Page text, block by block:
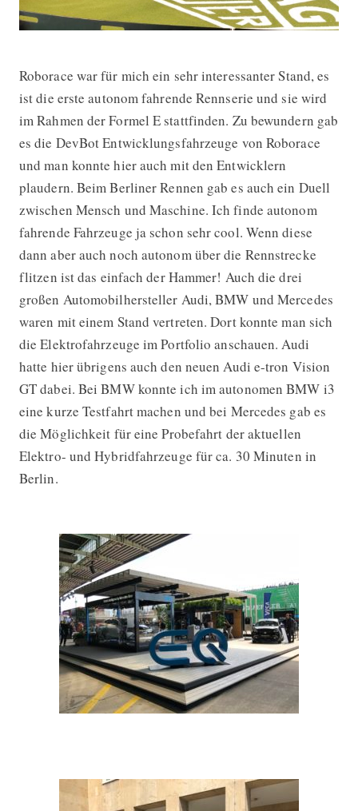
Roborace war für mich ein sehr interessanter Stand, es
ist die erste autonom fahrende Rennserie und sie wird
im Rahmen der Formel E stattfinden. Zu bewundern gab
es die DevBot Entwicklungsfahrzeuge von Roborace
und man konnte hier auch mit den Entwicklern
plaudern. Beim Berliner Rennen gab es auch ein Duell
zwischen Mensch und Maschine. Ich finde autonom
fahrende Fahrzeuge ja schon sehr cool. Wenn diese
dann aber auch noch autonom über die Rennstrecke
flitzen ist das einfach der Hammer! Auch die drei
großen Automobilhersteller Audi, BMW und Mercedes
waren mit einem Stand vertreten. Dort konnte man sich
die Elektrofahrzeuge im Portfolio anschauen. Audi
hatte hier übrigens auch den neuen Audi e-tron Vision
GT dabei. Bei BMW konnte ich im autonomen BMW i3
eine kurze Testfahrt machen und bei Mercedes gab es
die Möglichkeit für eine Probefahrt der aktuellen
Elektro- und Hybridfahrzeuge für ca. 30 Minuten in
Berlin.